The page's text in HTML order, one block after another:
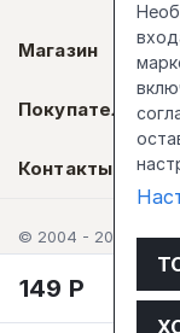
149 Р
Магазин
Покупателям
Контакты
© 2004 - 2026